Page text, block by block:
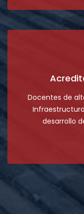
Docentes de
desarrollo